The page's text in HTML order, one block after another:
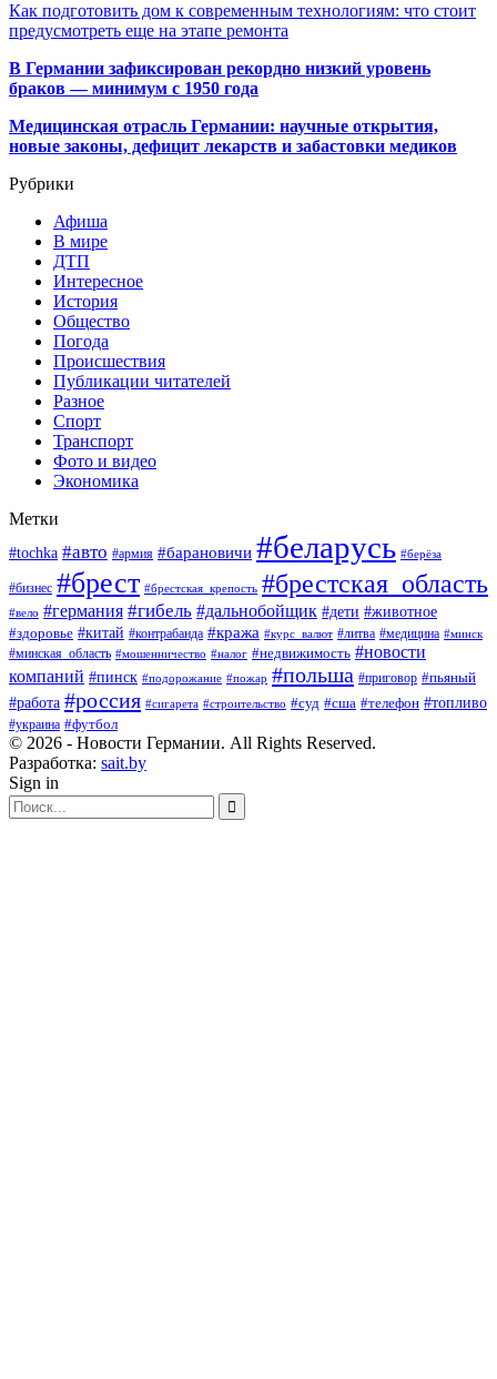
Как подготовить дом к современным технологиям: что стоит
предусмотреть еще на этапе ремонта
В Германии зафиксирован рекордно низкий уровень
браков — минимум с 1950 года
Медицинская отрасль Германии: научные открытия,
новые законы, дефицит лекарств и забастовки медиков
Рубрики
Афиша
В мире
ДТП
Интересное
История
Общество
Погода
Происшествия
Публикации читателей
Разное
Спорт
Транспорт
Фото и видео
Экономика
Метки
#tochka #авто #армия #барановичи #беларусь #берёза
#бизнес #брест #брестская_крепость #брестская_область
#вело #германия #гибель #дальнобойщик #дети #животное
#здоровье #китай #контрабанда #кража #курс_валют #литва #медицина #минск
#минская_область #мошенничество #налог #недвижимость #новости
компаний #пинск #подорожание #пожар #польша #приговор #пьяный
#работа #россия #сигарета #строительство #суд #сша #телефон #топливо
#украина #футбол
© 2026 - Новости Германии. All Rights Reserved.
Разработка: sait.by
Sign in